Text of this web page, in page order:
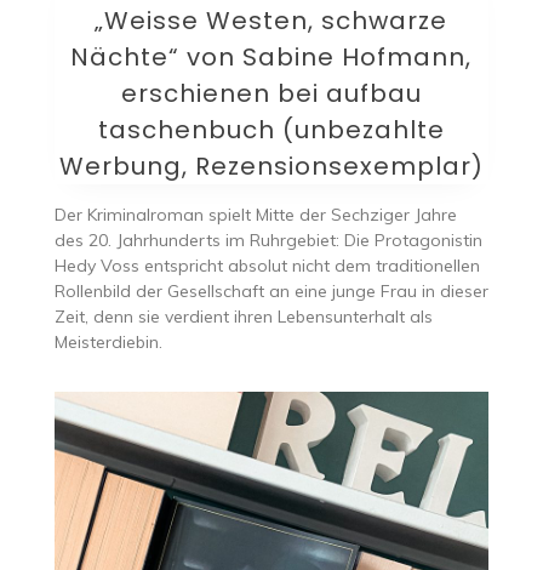
„Weisse Westen, schwarze
Nächte“ von Sabine Hofmann,
erschienen bei aufbau
taschenbuch (unbezahlte
Werbung, Rezensionsexemplar)
Der Kriminalroman spielt Mitte der Sechziger Jahre
des 20. Jahrhunderts im Ruhrgebiet: Die Protagonistin
Hedy Voss entspricht absolut nicht dem traditionellen
Rollenbild der Gesellschaft an eine junge Frau in dieser
Zeit, denn sie verdient ihren Lebensunterhalt als
Meisterdiebin.